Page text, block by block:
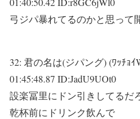
弓ジパ暴れてるのかと思って
32: 君の名は(ジパング) (ﾜｯﾁｮｲ
01:45:48.87 ID:JadU9UOt0
設楽冨里にドン引きしてるだ
乾杯前にドリンク飲んで